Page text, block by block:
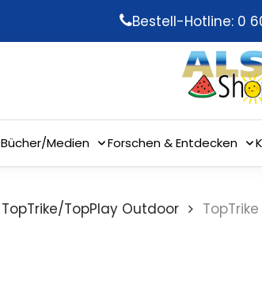
Bestell-Hotline: 0
Bücher/Medien Forschen & Entdecken
TopTrike/TopPlay Outdoor